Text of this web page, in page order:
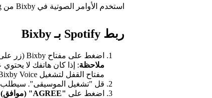
استخدم الأوامر الصوتية في Bixby من Samsung للتحكم فيما يتم الاستماع إليه على Spotify.
ربط Spotify بـ Bixby
اضغط على مفتاح Bixby (زر على جانب هاتفك Samsung) لفتح أداة المساعدة Bixby.
ملاحظة
مفتاح القفل لتشغيل Bixby Voice.
قل "تشغيل الموسيقى". سيطلب Bixby إذناً للارتباط بحسابك على Spotify.
اضغط على "AGREE" (موافق)